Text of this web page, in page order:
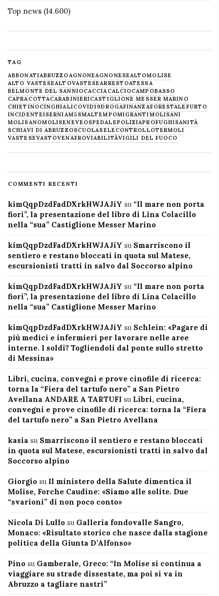
Top news (14.600)
TAG
ABBONATIABRUZZOAGNONEAGNONESEALTOMOLISE
ALTO VASTESEALTOVASTESEARRESTOATESSA
BELMONTE DEL SANNIOCACCIACALCIOCAMPOBASSO
CAPRACOTTACARABINIERICASTIGLIONE MESSER MARINO
CHIETINOCINGHIALICOVID19DROGAFINANZAFORESTALE FURTO
INCIDENTEISERNIAM5SMALTEMPOMIGRANTIMOLISANI
MOLISANOMOLISENEVE OSPEDALEPOLIZIAPROFUGHISANITÀ
SCHIAVI DI ABRUZZOSCUOLASELECONTROLLOTERMOLI
VASTESEVASTOVENAFROVIABILITÀVIGILI DEL FUOCO
COMMENTI RECENTI
kimQqpDzdFadDXrkHWJAJiY su “Il mare non porta
fiori”, la presentazione del libro di Lina Colacillo
nella “sua” Castiglione Messer Marino
kimQqpDzdFadDXrkHWJAJiY su Smarriscono il
sentiero e restano bloccati in quota sul Matese,
escursionisti tratti in salvo dal Soccorso alpino
kimQqpDzdFadDXrkHWJAJiY su “Il mare non porta
fiori”, la presentazione del libro di Lina Colacillo
nella “sua” Castiglione Messer Marino
kimQqpDzdFadDXrkHWJAJiY su Schlein: «Pagare di
più medici e infermieri per lavorare nelle aree
interne. I soldi? Togliendoli dal ponte sullo stretto
di Messina»
Libri, cucina, convegni e prove cinofile di ricerca:
torna la “Fiera del tartufo nero” a San Pietro
Avellana ANDARE A TARTUFI su Libri, cucina,
convegni e prove cinofile di ricerca: torna la “Fiera
del tartufo nero” a San Pietro Avellana
kasia su Smarriscono il sentiero e restano bloccati
in quota sul Matese, escursionisti tratti in salvo dal
Soccorso alpino
Giorgio su Il ministero della Salute dimentica il
Molise, Forche Caudine: «Siamo alle solite. Due
“svarioni” di non poco conto»
Nicola Di Lullo su Galleria fondovalle Sangro,
Monaco: «Risultato storico che nasce dalla stagione
politica della Giunta D’Alfonso»
Pino su Gamberale, Greco: “In Molise si continua a
viaggiare su strade dissestate, ma poi si va in
Abruzzo a tagliare nastri”